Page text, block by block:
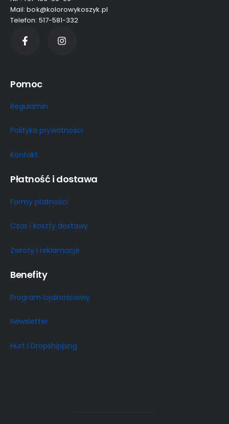
Mail: bok@kolorowykoszyk.pl
Telefon: 517-581-332
Pomoc
Regulamin
Polityka prywatności
Kontakt
Płatność i dostawa
Formy płatności
Czas i koszty dostawy
Zwroty i reklamacje
Benefity
Program lojalnościowy
Newsletter
Hurt i Dropshipping